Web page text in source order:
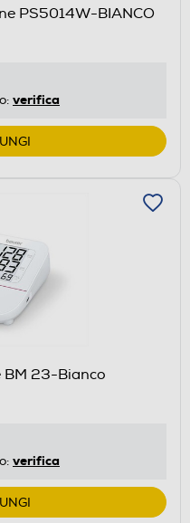
PS5014W-BIANCO
verifica
BM 23-Bianco
verifica